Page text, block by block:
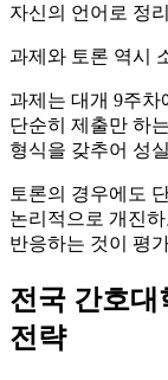
자신의 언어로 정
과제와 토론 역시
과제는 대개 9주차
단순히 제출만 하
형식을 갖추어 성
토론의 경우에도
논리적으로 개진
반응하는 것이 평
전국 간호대
전략